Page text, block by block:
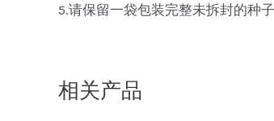
5.请保留一袋包装完整未拆封的种
相关产品